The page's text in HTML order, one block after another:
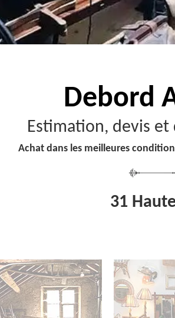
Debord
Estimation, devis
Achat dans les meilleures
31